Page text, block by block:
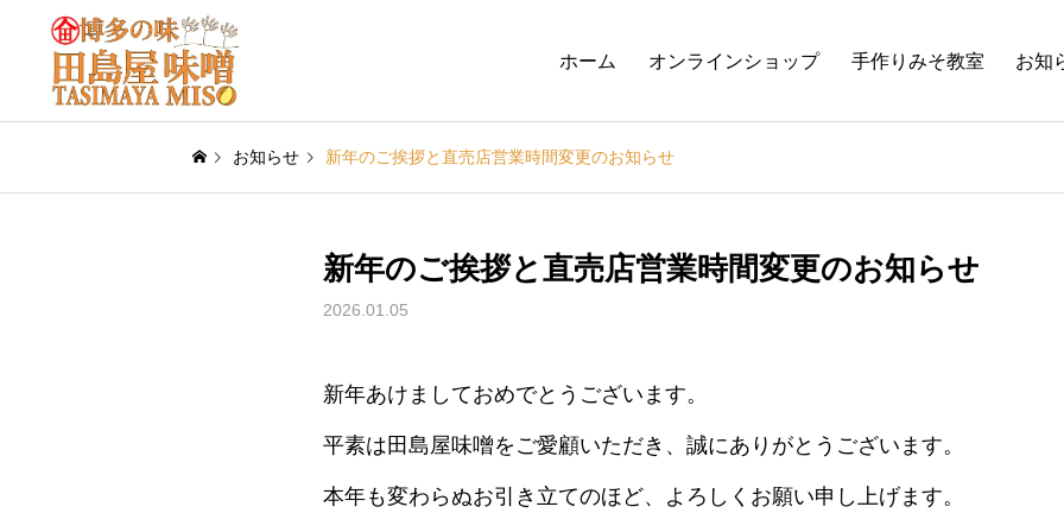
ホーム オンラインショップ 手作りみそ教室 お知
お知らせ 新年のご挨拶と直売店営業時間変更のお知らせ
新年のご挨拶と直売店営業時間変更のお知らせ
2026.01.05
新年あけましておめでとうございます。
平素は田島屋味噌をご愛顧いただき、誠にありがとうございます。
本年も変わらぬお引き立てのほど、よろしくお願い申し上げます。